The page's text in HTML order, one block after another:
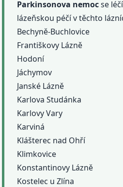
Parkinsonova nemocse
lázeňskou péčí v těchto
Bechyně-Buchlovice
Františkovy Lázně
Hodoní
Jáchymov
Janské Lázně
Karlova Studánka
Karlovy Vary
Karviná
Klášterec nad Ohří
Klimkovice
Konstantinovy Lázně
Kostelec u Zlína